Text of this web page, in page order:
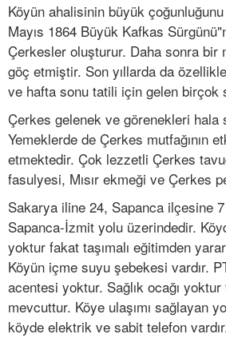
Köyün ahalisinin büyük çoğunluğunu
Mayıs 1864 Büyük Kafkas
Çerkesler oluşturur. Daha sonra bir
göç etmiştir. Son yıllarda da
ve hafta sonu tatili için gelen birçok
Çerkes gelenek ve görenekleri hala
Yemeklerde de Çerkes mutfağının
etmektedir. Çok lezzetli Çerkes
fasulyesi, Mısır ekmeği ve Çerkes
Sakarya iline 24, Sapanca ilçesine 7
Sapanca-İzmit yolu üzerindedir.
yoktur fakat taşımalı eğitimden
Köyün içme suyu şebekesi vardır.
acentesi yoktur. Sağlık ocağı
mevcuttur. Köye ulaşımı sağlayan
köyde elektrik ve sabit telefon